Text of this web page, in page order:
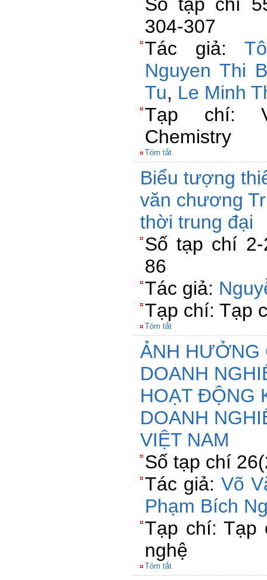
304-307
Tác giả:
Nguyen Thi
Tu, Le Minh
Tạp chí:
Chemistry
Tóm tắt
Biểu tượng
văn chương
thời trung đại
Số tạp chí 2-
86
Tác giả:
Tạp chí: Tạp
Tóm tắt
ẢNH HƯỞNG
DOANH
HOẠT ĐỘNG
DOANH
VIỆT NAM
Số tạp chí
Tác giả:Võ
Phạm Bích
Tạp chí: Tạp
nghệ
Tóm tắt